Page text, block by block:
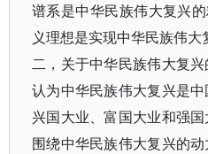
谱系是中华民族伟大复兴
义理想是实现中华民族伟
二，关于中华民族伟大复
认为中华民族伟大复兴是中
兴国大业、富国大业和强
围绕中华民族伟大复兴的